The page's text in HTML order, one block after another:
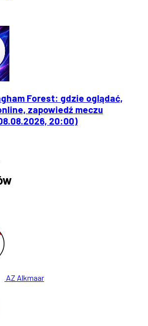
Forest: gdzie oglądać,
zapowiedź meczu
20:00)
AZ Alkmaar